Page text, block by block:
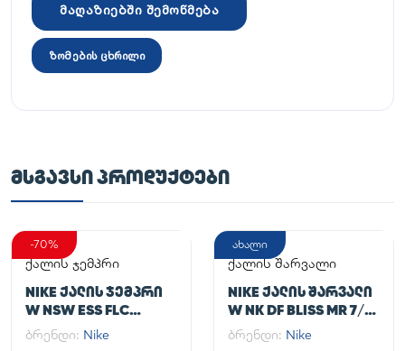
მაღაზიებში შემოწმება
ზომების ცხრილი
ᲛᲡᲒᲐᲕᲡᲘ ᲞᲠᲝᲓᲣᲥᲢᲔᲑᲘ
-70%
ქალის ჯემპრი
NIKE ᲥᲐᲚᲘᲡ ᲯᲔᲛᲞᲠᲘ
W NSW ESS FLC
HOODIE CLCTN RE
ბრენდი: Nike
ახალი
ქალის შარვალი
NIKE ᲥᲐᲚᲘᲡ ᲨᲐᲠᲕᲐᲚᲘ
W NK DF BLISS MR 7/8
JOGGER
ბრენდი: Nike